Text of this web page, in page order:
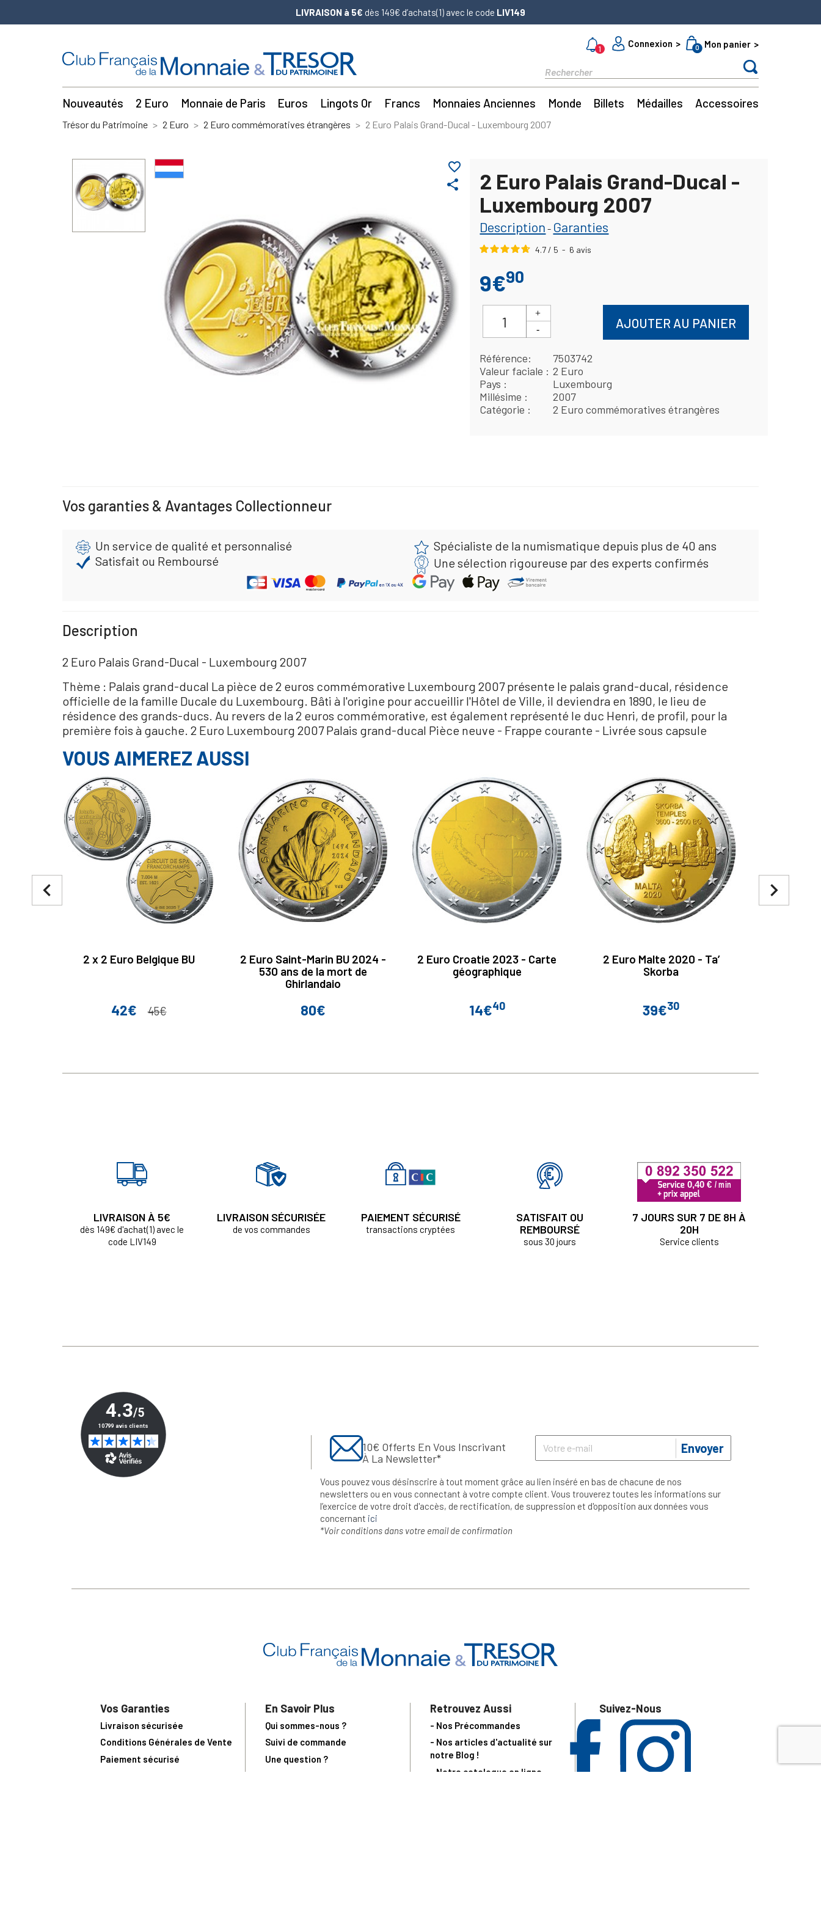
LIVRAISON à 5€ dès 149€ d’achats(1) avec le code LIV149
1
Connexion 0 Mon panier
Nouveautés 2 Euro Monnaie de Paris Euros Lingots Or Francs Monnaies Anciennes Monde Billets Médailles Accessoires
Trésor du Patrimoine 2 Euro 2 Euro commémoratives étrangères 2 Euro Palais Grand-Ducal - Luxembourg 2007
share
favorite_border
2 Euro Palais Grand-Ducal -
Luxembourg 2007
Description - Garanties
4.7 / 5 - 6 avis
9€90
AJOUTER AU PANIER
Référence
7503742
Valeur faciale
2 Euro
Pays
Luxembourg
Millésime
2007
Catégorie
2 Euro commémoratives étrangères
Vos garanties & Avantages Collectionneur
Un service de qualité et personnalisé
Spécialiste de la numismatique depuis plus de 40 ans
Satisfait ou Remboursé
Une sélection rigoureuse par des experts confirmés
Description
2 Euro Palais Grand-Ducal - Luxembourg 2007
Thème : Palais grand-ducal La pièce de 2 euros commémorative Luxembourg 2007 présente le palais grand-ducal, résidence
officielle de la famille Ducale du Luxembourg. Bâti à l'origine pour accueillir l'Hôtel de Ville, il deviendra en 1890, le lieu de
résidence des grands-ducs. Au revers de la 2 euros commémorative, est également représenté le duc Henri, de profil, pour la
première fois à gauche. 2 Euro Luxembourg 2007 Palais grand-ducal Pièce neuve - Frappe courante - Livrée sous capsule
VOUS AIMEREZ AUSSI
2 x 2 Euro Belgique BU
Prix
42€ Prix de base
45€
2 Euro Saint-Marin BU 2024 -
530 ans de la mort de
Ghirlandaio
Prix
80€
2 Euro Croatie 2023 - Carte
géographique
Prix
14€40
2 Euro Malte 2020 - Ta’
Skorba
Prix
39€30
navigate_next
navigate_before
LIVRAISON À 5€
dès 149€ d'achat(1) avec le
code LIV149
LIVRAISON SÉCURISÉE
de vos commandes
PAIEMENT SÉCURISÉ
transactions cryptées
SATISFAIT OU
REMBOURSÉ
sous 30 jours
7 JOURS SUR 7 DE 8H À
20H
Service clients
10€ Offerts En Vous Inscrivant
À La Newsletter*
Envoyer
Vous pouvez vous désinscrire à tout moment grâce au lien inséré en bas de chacune de nos
newsletters ou en vous connectant à votre compte client. Vous trouverez toutes les informations sur
l’exercice de votre droit d'accès, de rectification, de suppression et d'opposition aux données vous
concernant ici
*Voir conditions dans votre email de confirmation
Vos Garanties
Livraison sécurisée
Conditions Générales de Vente
Paiement sécurisé
En Savoir Plus
Qui sommes-nous ?
Suivi de commande
Une question ?
Retrouvez Aussi
- Nos Précommandes
- Nos articles d'actualité sur
notre Blog !
- Notre catalogue en ligne
Suivez-Nous